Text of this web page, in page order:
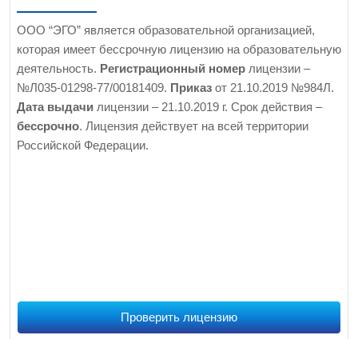
ООО “ЭГО” является образовательной организацией,
которая имеет бессрочную лицензию на образовательную
деятельность. Регистрационный номер лицензии –
№Л035-01298-77/00181409. Приказ от 21.10.2019 №984Л.
Дата выдачи лицензии – 21.10.2019 г. Срок действия –
бессрочно. Лицензия действует на всей территории
Российской Федерации.
Проверить лицензию